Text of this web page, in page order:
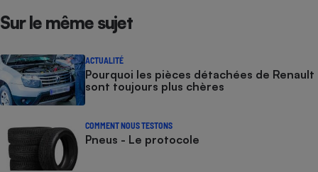
Sur le même sujet
ACTUALITÉ
Pourquoi les pièces détachées de Renault
sont toujours plus chères
COMMENT NOUS TESTONS
Pneus - Le protocole